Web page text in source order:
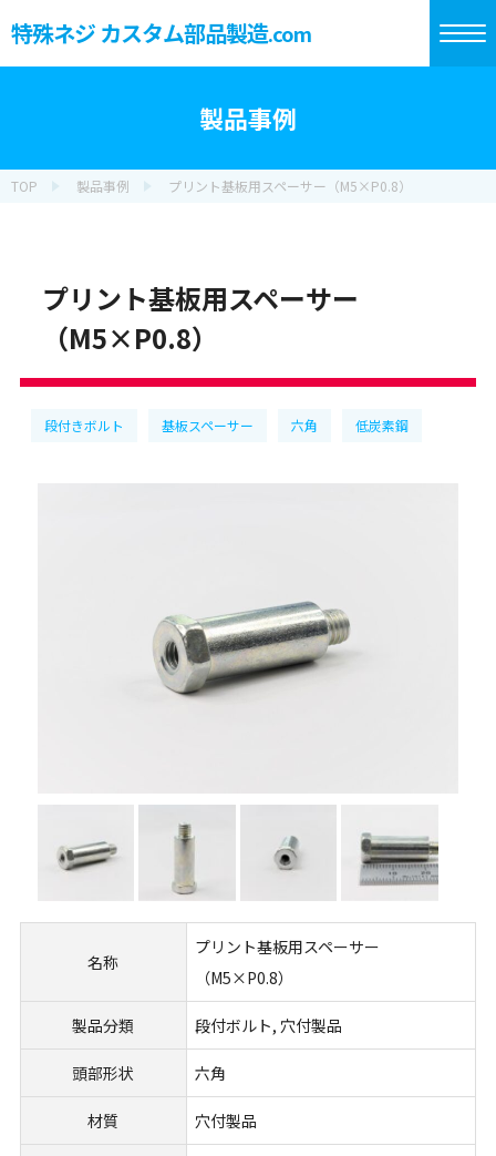
特殊ネジ カスタム部品製造.com
製品事例
TOP 製品事例 プリント基板用スペーサー（M5×P0.8）
プリント基板用スペーサー
（M5×P0.8）
段付きボルト 基板スペーサー 六角 低炭素鋼
名称
プリント基板用スペーサー
（M5×P0.8）
製品分類 段付ボルト, 穴付製品
頭部形状 六角
材質 穴付製品